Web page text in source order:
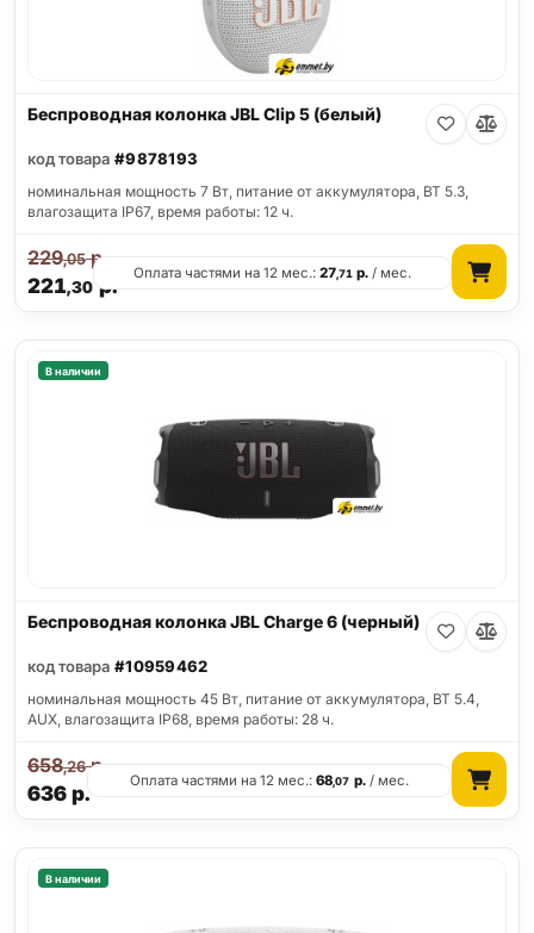
Беспроводная колонка JBL Clip 5 (белый)
код товара #9878193
номинальная мощность 7 Вт, питание от аккумулятора, BT 5.3,
влагозащита IP67, время работы: 12 ч.
221,30р.
229,05р.
Оплата частями на 12 мес.:27,71 р. / мес.
В наличии
Беспроводная колонка JBL Charge 6 (черный)
код товара #10959462
номинальная мощность 45 Вт, питание от аккумулятора, BT 5.4,
AUX, влагозащита IP68, время работы: 28 ч.
636р.
658,26р.
Оплата частями на 12 мес.:68,07 р./ мес.
В наличии